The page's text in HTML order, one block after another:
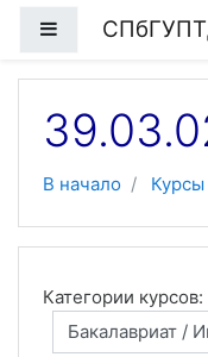
Боковая панель
В начало Курсы
Категории курсов: